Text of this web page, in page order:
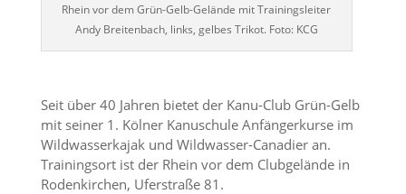
Rhein vor dem Grün-Gelb-Gelände mit Trainingsleiter
Andy Breitenbach, links, gelbes Trikot. Foto: KCG
Seit über 40 Jahren bietet der Kanu-Club Grün-Gelb
mit seiner 1. Kölner Kanuschule Anfängerkurse im
Wildwasserkajak und Wildwasser-Canadier an.
Trainingsort ist der Rhein vor dem Clubgelände in
Rodenkirchen, Uferstraße 81.